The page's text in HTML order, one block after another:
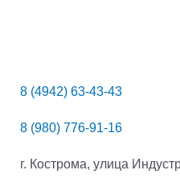
8 (4942) 63-43-43
8 (980) 776-91-16
г. Кострома, улица